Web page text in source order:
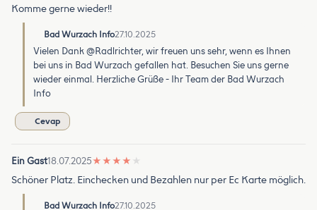
Komme gerne wieder!!
Bad Wurzach Info27.10.2025
Vielen Dank @Radlrichter, wir freuen uns sehr, wenn es Ihnen
bei uns in Bad Wurzach gefallen hat. Besuchen Sie uns gerne
wieder einmal. Herzliche Grüße - Ihr Team der Bad Wurzach
Info
Cevap
Ein Gast18.07.2025★ ★ ★ ★ ★
Schöner Platz. Einchecken und Bezahlen nur per Ec Karte möglich.
Bad Wurzach Info27.10.2025